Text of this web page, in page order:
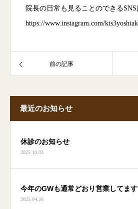
院長の日常も見ることのできるSNS
https://www.instagram.com/
前の記事
最近のお知らせ
休診のお知らせ
2025.10.03
今年のGWも通常どおり営業してます
2025.04.26